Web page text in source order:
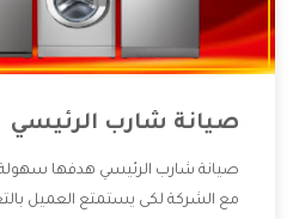
صيانة شارب الرئيسي
صيانة شارب الرئيسي هدفها سهولة
مع الشركة لكى يستمتع العميل